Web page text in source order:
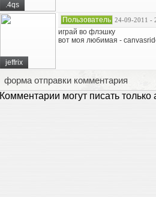
.4qs
jeffrix
Пользователь 24-09-2011 -
играй во флэшку
вот моя любимая -
форма отправки комментария
Комментарии могут писать